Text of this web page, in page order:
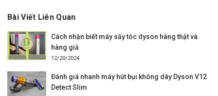
Bài Viết Liên Quan
Cách nhận biết máy sấy tóc dyson hàng thật và
hàng giả
12/20/2024
Đánh giá nhanh máy hút bụi không dây Dyson V12
Detect Slim